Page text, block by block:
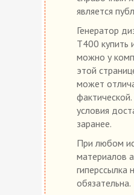
является
Генератор
T400 купить
можно у
этой
может
условия
заранее.
При любом
материалов
гиперссылка
обязательна.